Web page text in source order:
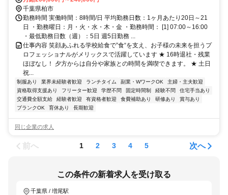
田線 南柏東口徒歩約38分 JR常磐線南柏駅東口から 東武バス1番2番
乗り場 酒井根行 酒井根終点下車 徒歩3分
千葉県柏市
勤務時間 実働時間：8時間/日 平均勤務日数：1ヶ月あたり20日～21
日 ・勤務曜日：月・火・水・木・金 ・勤務時間： [1] 07:00～16:00
・最低勤務日数（週）：5日 週5日勤務 ...
仕事内容 笑顔あふれる学校給食で”食“を支え、お子様の未来を担うプ
ロフェッショナルがメリックスで活躍しています ★ 16時退社・残業
ほぼなし！ 夕方からは自分や家族との時間を満喫できます。 ★ 土日
祝...
制服あり 業界未経験者歓迎 ランチタイム 副業・WワークOK
主婦・主夫歓迎
資格取得支援あり
フリーター歓迎 学歴不問 固定時間制 経験不問
住宅手当あり
交通費全額支給
経験者歓迎 有資格者歓迎 食費補助あり 研修あり
賞与あり
ブランクOK
育休あり 長期歓迎
同じ企業の求人
前へ 1 2 3 4 5 次へ
この条件の新着求人を受け取る
千葉県 / 増尾駅